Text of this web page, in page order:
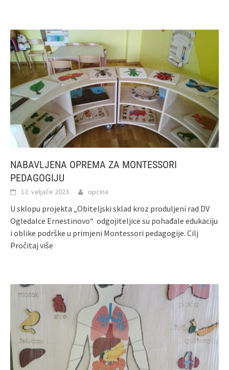
NABAVLJENA OPREMA ZA MONTESSORI
PEDAGOGIJU
12. veljače 2023. opcina
U sklopu projekta „Obiteljski sklad kroz produljeni rad DV
Ogledalce Ernestinovo“ odgojiteljice su pohađale edukaciju
i oblike podrške u primjeni Montessori pedagogije. Cilj
Pročitaj više